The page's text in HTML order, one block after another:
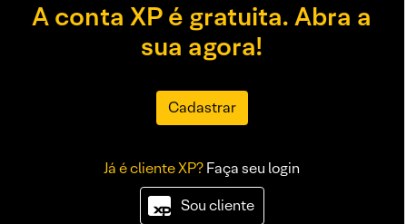
A conta XP é gratuita. Abra a
sua agora!
Cadastrar
Já é cliente XP?Faça seu login
Sou cliente